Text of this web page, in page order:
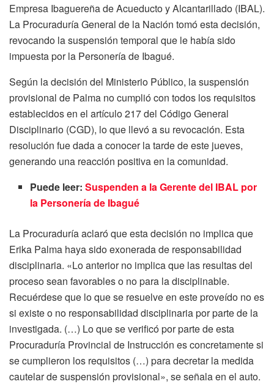
Empresa Ibaguereña de Acueducto y Alcantarillado (IBAL).
La Procuraduría General de la Nación tomó esta decisión,
revocando la suspensión temporal que le había sido
impuesta por la Personería de Ibagué.
Según la decisión del Ministerio Público, la suspensión
provisional de Palma no cumplió con todos los requisitos
establecidos en el artículo 217 del Código General
Disciplinario (CGD), lo que llevó a su revocación. Esta
resolución fue dada a conocer la tarde de este jueves,
generando una reacción positiva en la comunidad.
Puede leer:Suspenden a la Gerente del IBAL por
la Personería de Ibagué
La Procuraduría aclaró que esta decisión no implica que
Erika Palma haya sido exonerada de responsabilidad
disciplinaria. «Lo anterior no implica que las resultas del
proceso sean favorables o no para la disciplinable.
Recuérdese que lo que se resuelve en este proveído no es
si existe o no responsabilidad disciplinaria por parte de la
investigada. (…) Lo que se verificó por parte de esta
Procuraduría Provincial de Instrucción es concretamente si
se cumplieron los requisitos (…) para decretar la medida
cautelar de suspensión provisional», se señala en el auto.